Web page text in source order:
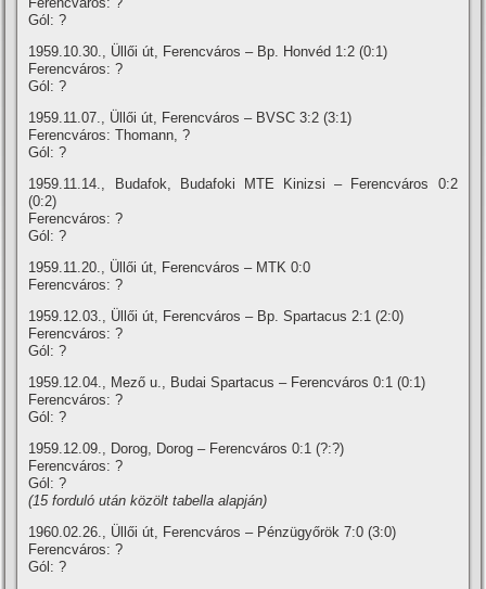
Gól: ?
1959.10.30., Üllői út, Ferencváros – Bp. Honvéd 1:2 (0:1)
Ferencváros: ?
Gól: ?
1959.11.07., Üllői út, Ferencváros – BVSC 3:2 (3:1)
Ferencváros: Thomann, ?
Gól: ?
1959.11.14., Budafok, Budafoki MTE Kinizsi – Ferencváros 0:2
(0:2)
Ferencváros: ?
Gól: ?
1959.11.20., Üllői út, Ferencváros – MTK 0:0
Ferencváros: ?
1959.12.03., Üllői út, Ferencváros – Bp. Spartacus 2:1 (2:0)
Ferencváros: ?
Gól: ?
1959.12.04., Mező u., Budai Spartacus – Ferencváros 0:1 (0:1)
Ferencváros: ?
Gól: ?
1959.12.09., Dorog, Dorog – Ferencváros 0:1 (?:?)
Ferencváros: ?
Gól: ?
(15 forduló után közölt tabella alapján)
1960.02.26., Üllői út, Ferencváros – Pénzügyőrök 7:0 (3:0)
Ferencváros: ?
Gól: ?